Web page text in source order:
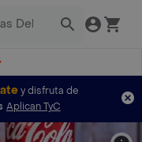
y disfruta de
Aplican TyC